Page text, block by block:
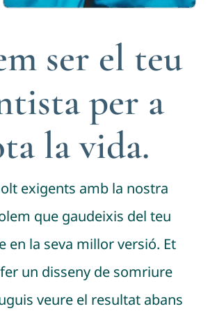
ser el teu
per a
la vida.
exigents amb la nostra
que gaudeixis del teu
en la seva millor versió. Et
un disseny de somriure
veure el resultat abans